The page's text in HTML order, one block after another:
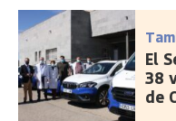
El
38
de